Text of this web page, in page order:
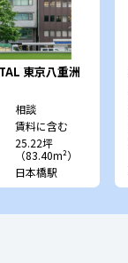
東京八重洲
相談
賃料に含む
25.22坪
（83.40m²）
日本橋駅